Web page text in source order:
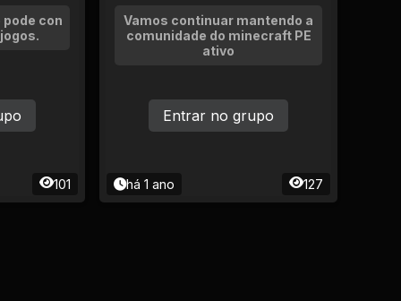
pode con
101
Vamos continuar mantendo a
comunidade do minecraft PE
ativo
há 1 ano 127
Entrar no grupo